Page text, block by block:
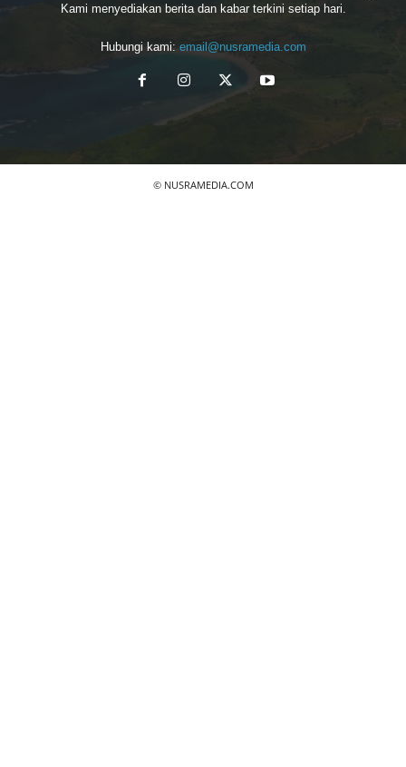
Kami menyediakan berita dan kabar terkini setiap hari.
Hubungi kami: email@nusramedia.com
© NUSRAMEDIA.COM